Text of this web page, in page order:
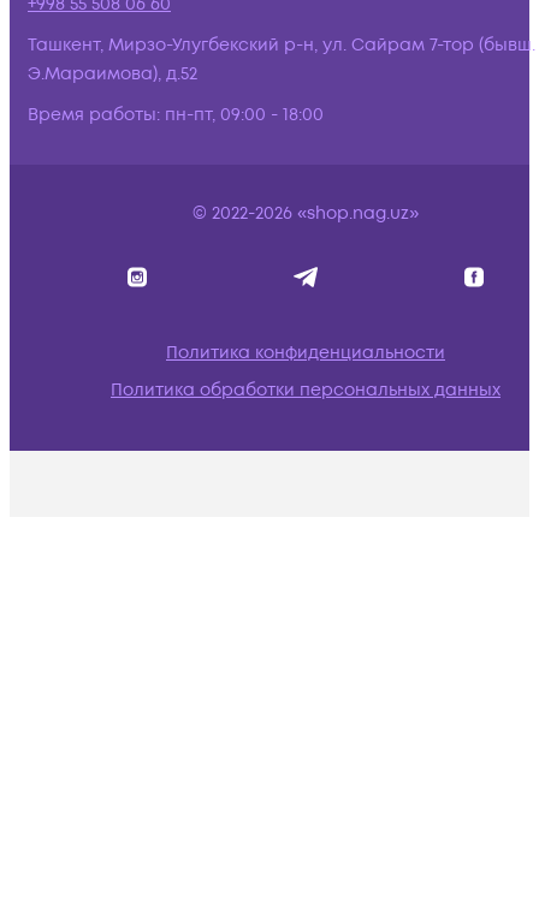
Ташкент, Мирзо-Улугбекский р-н, ул. Сайрам 7-тор (бывш.
Э.Мараимова), д.52
Время работы: пн-пт, 09:00 - 18:00
© 2022-2026 «shop.nag.uz»
Политика конфиденциальности
Политика обработки персональных данных